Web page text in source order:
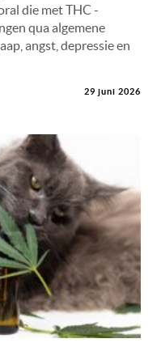
die met THC -
qua algemene
angst, depressie en
29 juni 2026